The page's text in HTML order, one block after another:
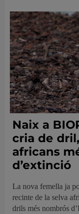
Naix a
cria de
africans
d’extinció
La nova femella ja
recinte de la selva
drils més nombrós